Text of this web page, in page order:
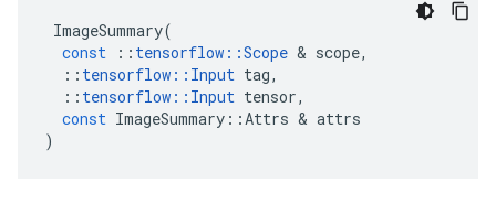
ImageSummary(
const
:: tensorflow ::Scope & scope,
:: tensorflow :: Input tag,
:: tensorflow :: Input tensor,
const ImageSummary ::Attrs & attrs
)